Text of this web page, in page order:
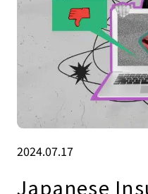
2024.07.17
Japanese